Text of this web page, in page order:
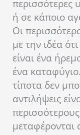
περισσότερες
ή σε κάποιο
Οι
με την ιδέα
είναι ένα
ένα
τίποτα δεν
αντιλήψεις
μεταφέρονται